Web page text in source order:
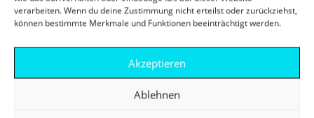
verarbeiten. Wenn du deine Zustimmung nicht erteilst oder zurückziehst,
können bestimmte Merkmale und Funktionen beeinträchtigt werden.
Akzeptieren
Ablehnen
Bereich, meiner Meinung nach lohnt sich der Kauf
außergewöhnlichen Haferdrink mit erstklassigem
Geschmack. Auch der Schaum kann sich sehen lassen,
zwar bekommt man nicht unbedingt eine riesige